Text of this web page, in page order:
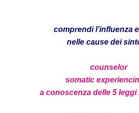
comprendi l’influenza
nelle cause dei
counselor
somatic
a conoscenza delle 5